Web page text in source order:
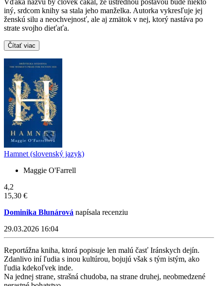
Vďaka názvu by človek čakal, že ústrednou postavou bude niekto
iný, srdcom knihy sa stala jeho manželka. Autorka vykresľuje jej
ženskú silu a neochvejnosť, ale aj zmätok v nej, ktorý nastáva po
strate svojho dieťaťa.
Čítať viac
Hamnet (slovenský jazyk)
Maggie O'Farrell
4,2
15,30 €
Dominika Blunárová napísala recenziu
29.03.2026 16:04
Reportážna kniha, ktorá popisuje len malú časť Iránskych dejín.
Zdanlivo iní ľudia s inou kultúrou, bojujú však s tým istým, ako
ľudia kdekoľvek inde.
Na jednej strane, strašná chudoba, na strane druhej, neobmedzené